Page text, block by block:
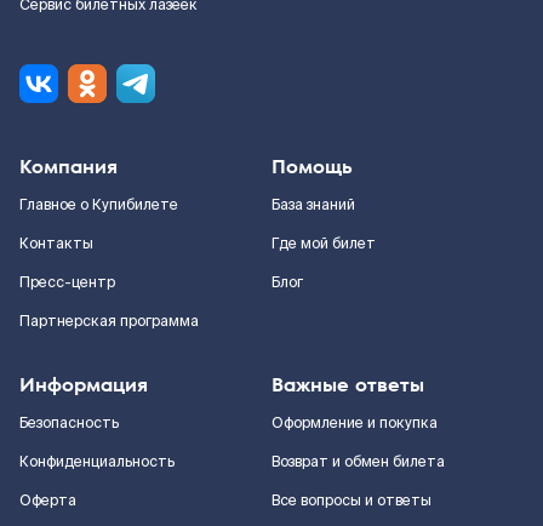
Сервис билетных лазеек
Компания
Главное о Купибилете
Контакты
Пресс-центр
Партнерская программа
Помощь
База знаний
Где мой билет
Блог
Информация
Безопасность
Конфиденциальность
Оферта
Важные ответы
Оформление и покупка
Возврат и обмен билета
Все вопросы и ответы